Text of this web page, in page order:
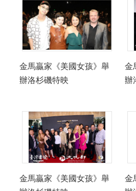
金馬贏家《美國女孩》舉
辦洛杉磯特映
金
辦
金馬贏家《美國女孩》舉
金